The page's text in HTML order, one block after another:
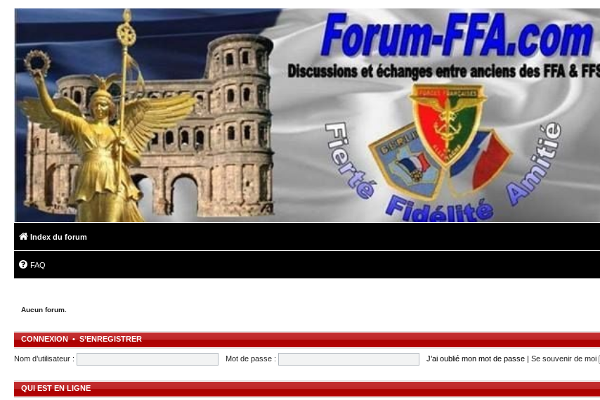
Index du forum
FAQ
Aucun forum.
CONNEXION•S’ENREGISTRER
Nom d’utilisateur : Mot de passe : J’ai oublié mon mot de passe Se souvenir de moi
QUI EST EN LIGNE